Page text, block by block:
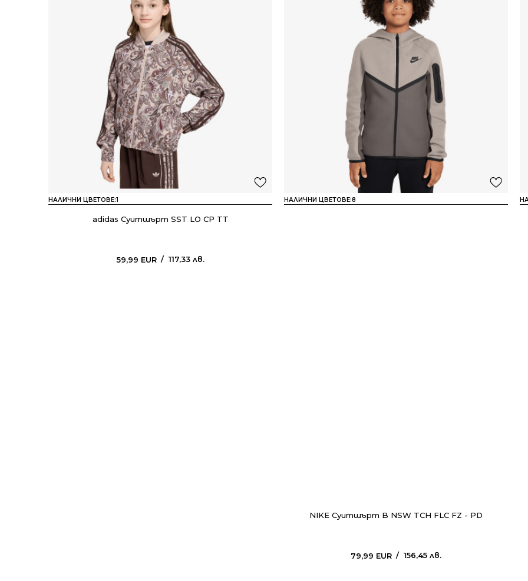
НАЛИЧНИ ЦВЕТОВЕ:1
adidas Суитшърт SST LO CP TT
59,99 EUR 117,33 лв.
НАЛИЧНИ ЦВЕТОВЕ:8
NIKE Суитшърт B NSW TCH FLC FZ - PD
79,99 EUR 156,45 лв.